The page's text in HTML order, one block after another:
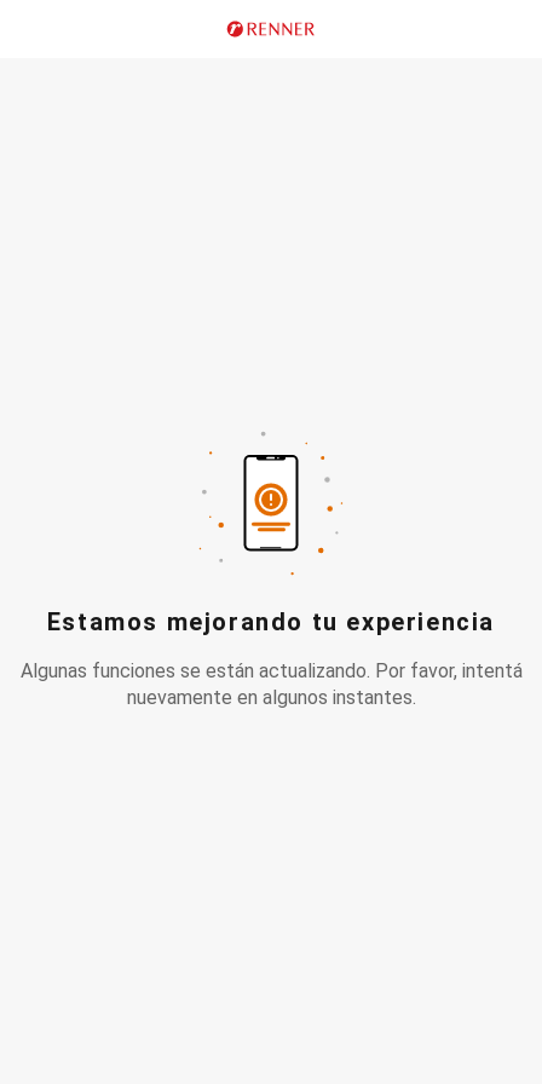
Estamos mejorando tu experiencia
Algunas funciones se están actualizando. Por favor, intentá
nuevamente en algunos instantes.